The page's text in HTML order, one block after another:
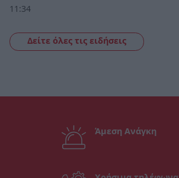
11:34
Δείτε όλες τις ειδήσεις
Άμεση Ανάγκη